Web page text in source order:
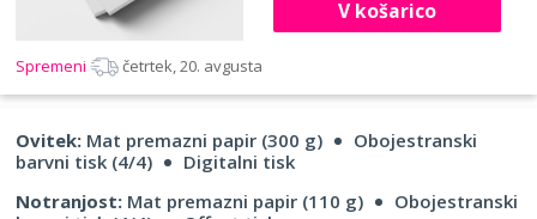
V košarico
Spremeni četrtek, 20. avgusta
Ovitek: Mat premazni papir (300 g)
Obojestranski
barvni tisk (4/4)
Digitalni tisk
Notranjost: Mat premazni papir (110 g)
Obojestranski